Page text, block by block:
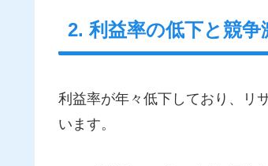
2. 利益率の低下と競争
利益率が年々低下しており、リ
います。